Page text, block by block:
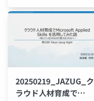
20250219_JAZUG_ク
ラウド人材育成で